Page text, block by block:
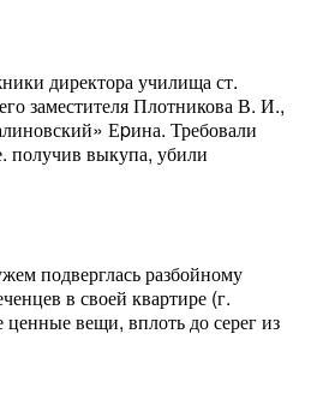
директора училища ст.
заместителя Плотникова В. И.,
Еpина. Требовали
выкупа, убили
подверглась разбойному
в своей квартире (г.
вещи, вплоть до серег из